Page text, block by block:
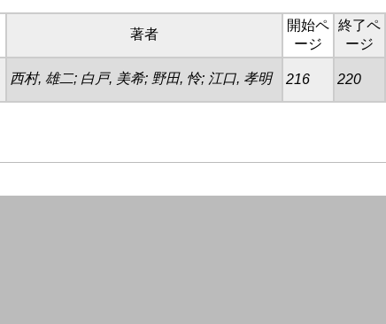
著者
開始ペ
ージ
終了ペ
ージ
西村, 雄二; 白戸, 美希; 野田, 怜; 江口, 孝明 216 220